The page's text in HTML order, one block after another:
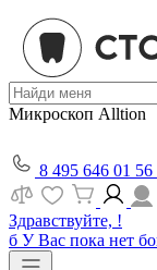
Микроскоп Alltion
8 495 646 01 56
Здравствуйте, !
б У Вас пока нет